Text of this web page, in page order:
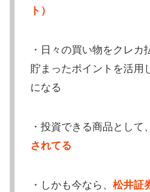
ト）
・日々の買い物をクレカ
貯まったポイントを活用
になる
・投資できる商品として、
されてる
・しかも今なら、 松井証